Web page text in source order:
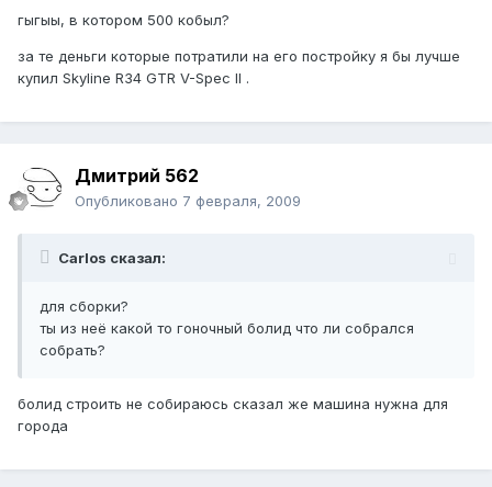
гыгыы, в котором 500 кобыл?
за те деньги которые потратили на его постройку я бы лучше
купил Skyline R34 GTR V-Spec II .
Дмитрий 562
Опубликовано 7 февраля, 2009
Carlos сказал:
для сборки?
ты из неё какой то гоночный болид что ли собрался
собрать?
болид строить не собираюсь сказал же машина нужна для
города